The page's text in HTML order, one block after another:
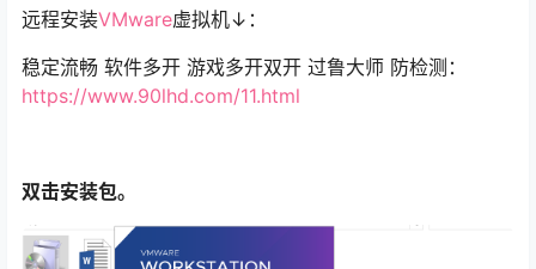
远程安装VMware虚拟机↓：
稳定流畅 软件多开 游戏多开双开 过鲁大师 防检测：
https://www.90lhd.com/11.html
双击安装包。